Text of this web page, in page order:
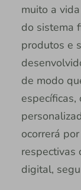
muito a
do sistema
produtos e
de modo
específicas,
ocorrerá
respectivas
digital,